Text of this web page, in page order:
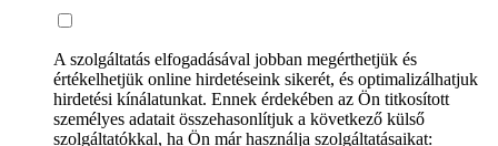
A szolgáltatás elfogadásával jobban megérthetjük és
értékelhetjük online hirdetéseink sikerét, és optimalizálhatjuk
hirdetési kínálatunkat. Ennek érdekében az Ön titkosított
személyes adatait összehasonlítjuk a következő külső
szolgáltatókkal, ha Ön már használja szolgáltatásaikat: